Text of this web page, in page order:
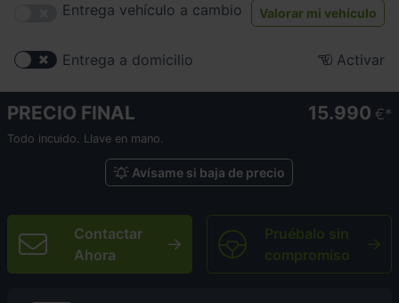
Entrega vehículo a cambio Valorar mi vehículo
Entrega a domicilio Activar
PRECIO FINAL 15.990 €
Todo incuido. Llave en mano.
Avísame si baja de precio
Contactar
Ahora
Pruébalo sin
compromiso